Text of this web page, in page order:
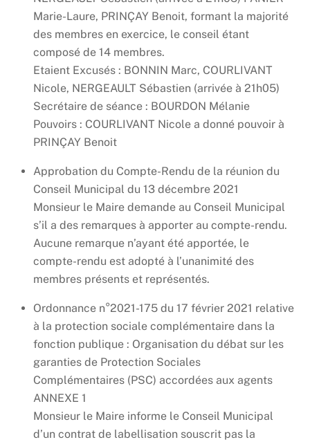
Marie-Laure, PRINÇAY Benoit, formant la majorité
des membres en exercice, le conseil étant
composé de 14 membres.
Etaient Excusés : BONNIN Marc, COURLIVANT
Nicole, NERGEAULT Sébastien (arrivée à 21h05)
Secrétaire de séance : BOURDON Mélanie
Pouvoirs : COURLIVANT Nicole a donné pouvoir à
PRINÇAY Benoit
Approbation du Compte-Rendu de la réunion du
Conseil Municipal du 13 décembre 2021
Monsieur le Maire demande au Conseil Municipal
s’il a des remarques à apporter au compte-rendu.
Aucune remarque n’ayant été apportée, le
compte-rendu est adopté à l’unanimité des
membres présents et représentés.
Ordonnance n°2021-175 du 17 février 2021 relative
à la protection sociale complémentaire dans la
fonction publique : Organisation du débat sur les
garanties de Protection Sociales
Complémentaires (PSC) accordées aux agents
ANNEXE 1
Monsieur le Maire informe le Conseil Municipal
d’un contrat de labellisation souscrit pas la